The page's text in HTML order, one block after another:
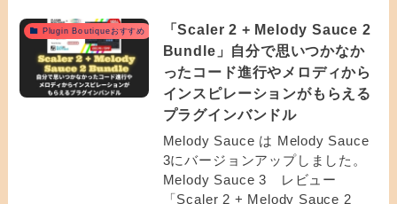
Plugin Boutiqueおすすめ
「Scaler 2 + Melody Sauce 2
Bundle」自分で思いつかなか
ったコード進行やメロディから
インスピレーションがもらえる
プラグインバンドル
Melody Sauce は Melody Sauce
3にバージョンアップしました。
Melody Sauce 3 レビュー
「Scaler 2 + Melody Sauce 2